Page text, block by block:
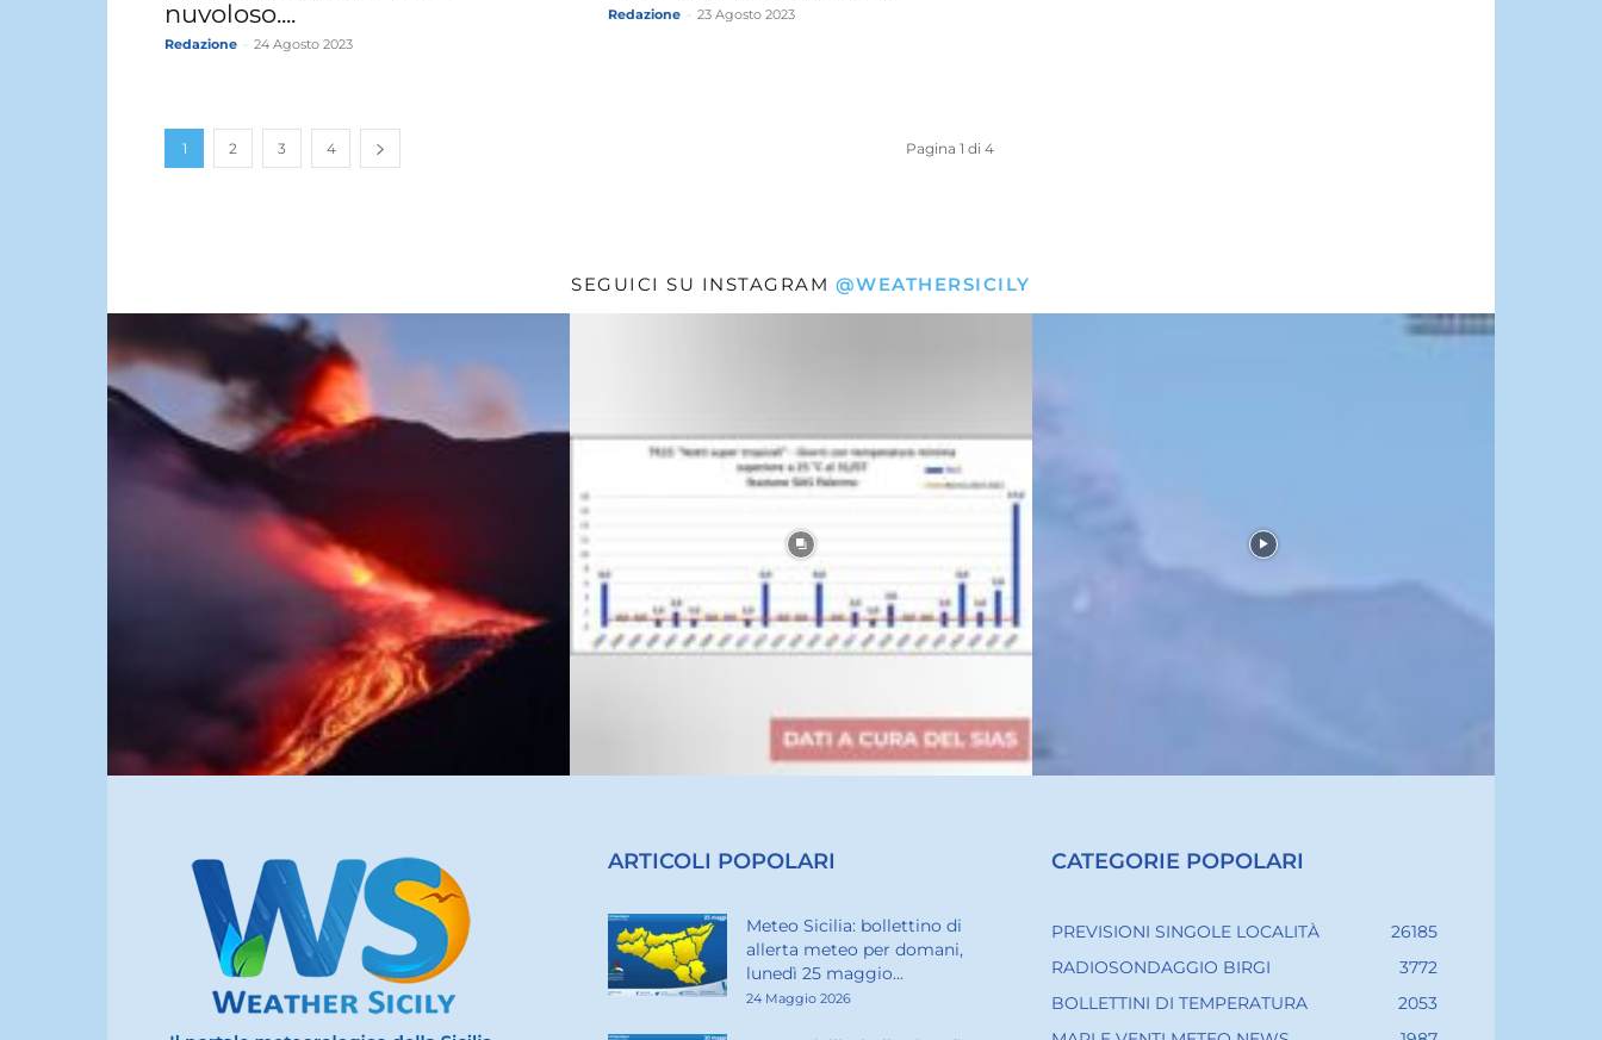
nuvoloso....
Redazione 24 Agosto 2023
Redazione 23 Agosto 2023
1 2 3 4 Pagina 1 di 4
SEGUICI SU INSTAGRAM @WEATHERSICILY
ARTICOLI POPOLARI
Meteo Sicilia: bollettino di
allerta meteo per domani,
lunedì 25 maggio...
24 Maggio 2026
CATEGORIE POPOLARI
PREVISIONI SINGOLE LOCALITÀ
26185
RADIOSONDAGGIO BIRGI
3772
BOLLETTINI DI TEMPERATURA
2053